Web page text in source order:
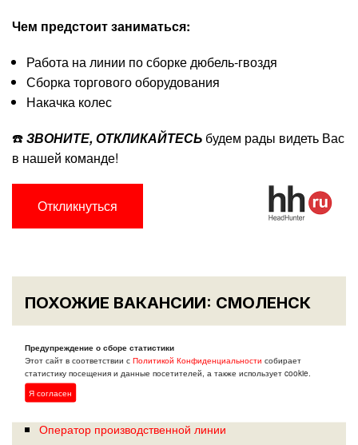
Чем предстоит заниматься:
Работа на линии по сборке дюбель-гвоздя
Сборка торгового оборудования
Накачка колес
☎️ЗВОНИТЕ, ОТКЛИКАЙТЕСЬ будем рады видеть Вас
в нашей команде!
Откликнуться
ПОХОЖИЕ ВАКАНСИИ: СМОЛЕНСК
Оператор производственной линии
Оператор линии СМКД и ЖБИ (без опыта)
Оператор литьевых машин
Оператор производственной линии
Предупреждение о сборе статистики
Этот сайт в соответствии сПолитикой Конфиденциальности собирает
статистику посещения и данные посетителей, а также использует cookie.
Я согласен